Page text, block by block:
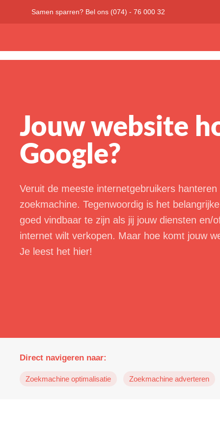
Samen sparren? Bel ons (074) - 76 000 32
Jouw website
Google?
Veruit de meeste internetgebruikers
zoekmachine. Tegenwoordig is het
goed vindbaar te zijn als jij jouw diensten en/
internet wilt verkopen. Maar hoe komt jouw
Je leest het hier!
Direct navigeren naar:
Zoekmachine optimalisatie Zoekmachine adverteren